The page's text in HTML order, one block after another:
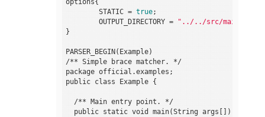
options{
        STATIC =
true;
        OUTPUT_DIRECTORY =
"../../src/main/java/
}
PARSER_BEGIN(Example)
/** Simple brace matcher. */
package official.examples;
public class Example {
  /** Main entry point. */
public static void main(String args[]) throws